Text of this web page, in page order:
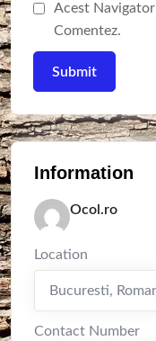
Acest
Comentez.
Information
Ocol.ro
Location
Bucuresti,
Contact Number